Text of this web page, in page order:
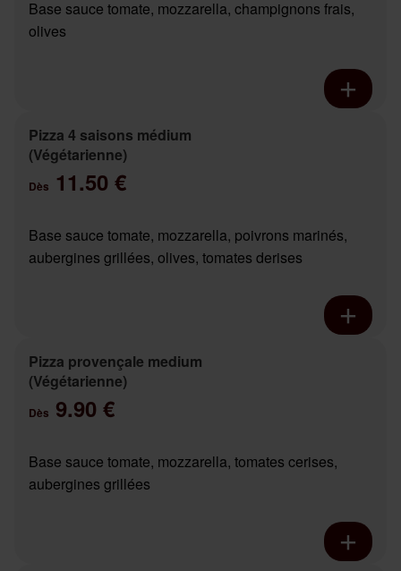
Base sauce tomate, mozzarella, champignons frais,
olives
Pizza 4 saisons médium
(Végétarienne)
Dès 11.50 €
Base sauce tomate, mozzarella, poivrons marinés,
aubergines grillées, olives, tomates derises
Pizza provençale medium
(Végétarienne)
Dès 9.90 €
Base sauce tomate, mozzarella, tomates cerises,
aubergines grillées